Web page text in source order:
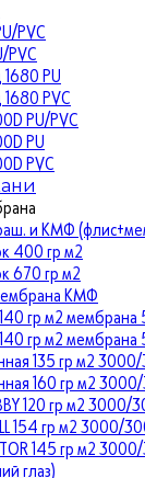
PVC
PVC
PU
PVC
PU/PVC
PU
PVC
и КМФ
400 гр м2
670 гр м2
КМФ
гр м2
гр м2 мембрана
135 гр м2
160 гр м2
120 гр м2 3000/
154 гр м2 3000/
145 гр м2
глаз)